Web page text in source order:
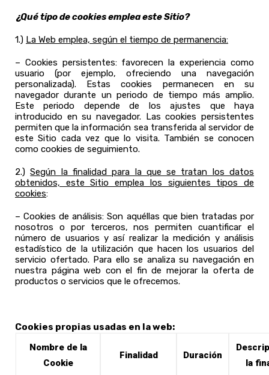
¿Qué tipo de cookies emplea este Sitio?
1.) La Web emplea, según el tiempo de permanencia:
– Cookies persistentes: favorecen la experiencia como
usuario (por ejemplo, ofreciendo una navegación
personalizada). Estas cookies permanecen en su
navegador durante un periodo de tiempo más amplio.
Este periodo depende de los ajustes que haya
introducido en su navegador. Las cookies persistentes
permiten que la información sea transferida al servidor de
este Sitio cada vez que lo visita. También se conocen
como cookies de seguimiento.
2.)Según la finalidad para la que se tratan los datos
obtenidos, este Sitio emplea los siguientes tipos de
cookies:
– Cookies de análisis: Son aquéllas que bien tratadas por
nosotros o por terceros, nos permiten cuantificar el
número de usuarios y así realizar la medición y análisis
estadístico de la utilización que hacen los usuarios del
servicio ofertado. Para ello se analiza su navegación en
nuestra página web con el fin de mejorar la oferta de
productos o servicios que le ofrecemos.
Cookies propias usadas en la web:
Nombre de la
Cookie
Finalidad Duración
la